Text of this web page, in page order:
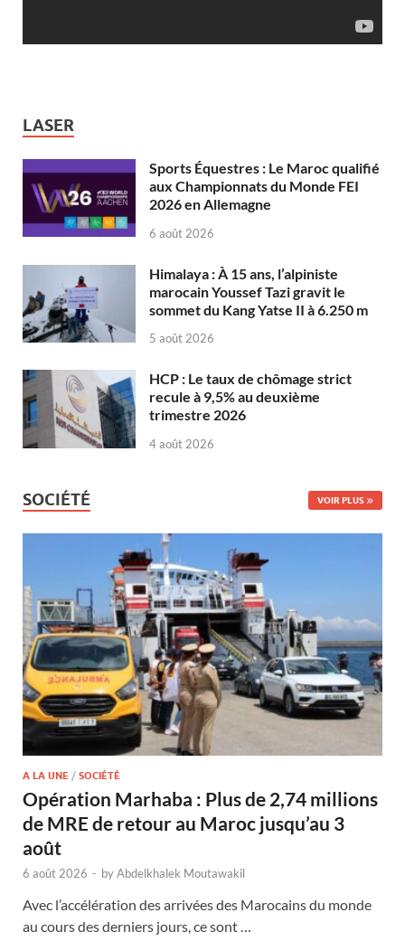
LASER
Sports Équestres : Le Maroc qualifié
aux Championnats du Monde FEI
2026 en Allemagne
6 août 2026
Himalaya : À 15 ans, l’alpiniste
marocain Youssef Tazi gravit le
sommet du Kang Yatse II à 6.250 m
5 août 2026
HCP : Le taux de chômage strict
recule à 9,5% au deuxième
trimestre 2026
4 août 2026
SOCIÉTÉ VOIR PLUS
A LA UNE / SOCIÉTÉ
Opération Marhaba : Plus de 2,74 millions
de MRE de retour au Maroc jusqu’au 3
août
6 août 2026 - byAbdelkhalek Moutawakil
Avec l’accélération des arrivées des Marocains du monde
au cours des derniers jours, ce sont …